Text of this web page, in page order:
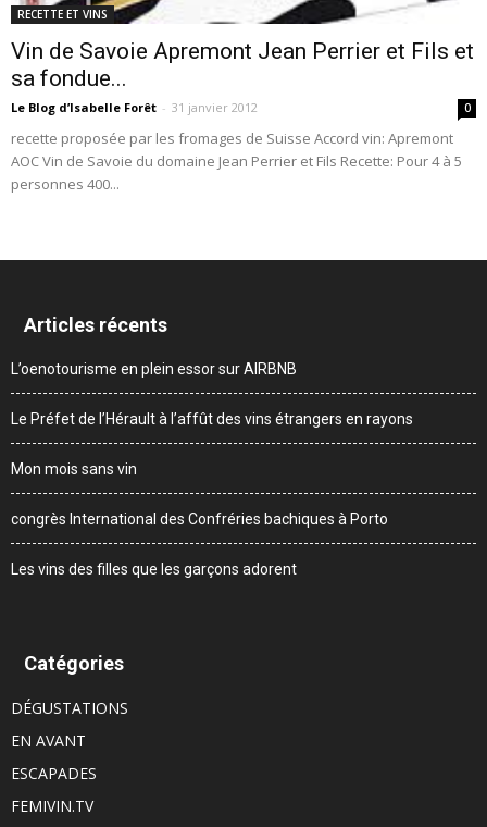
RECETTE ET VINS
Vin de Savoie Apremont Jean Perrier et Fils et
sa fondue...
Le Blog d’Isabelle Forêt - 31 janvier 2012 0
recette proposée par les fromages de Suisse Accord vin: Apremont
AOC Vin de Savoie du domaine Jean Perrier et Fils Recette: Pour 4 à 5
personnes 400...
Articles récents
L’oenotourisme en plein essor sur AIRBNB
Le Préfet de l’Hérault à l’affût des vins étrangers en rayons
Mon mois sans vin
congrès International des Confréries bachiques à Porto
Les vins des filles que les garçons adorent
Catégories
DÉGUSTATIONS
EN AVANT
ESCAPADES
FEMIVIN.TV